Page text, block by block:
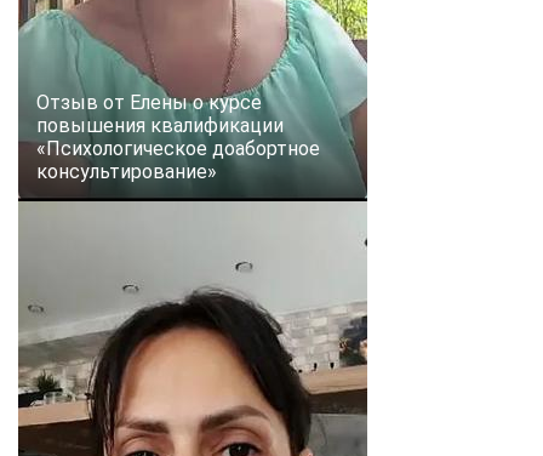
Отзыв от Елены о курсе
повышения квалификации
«Психологическое доабортное
консультирование»
WhatsApp
Vkontakte EMail
Max